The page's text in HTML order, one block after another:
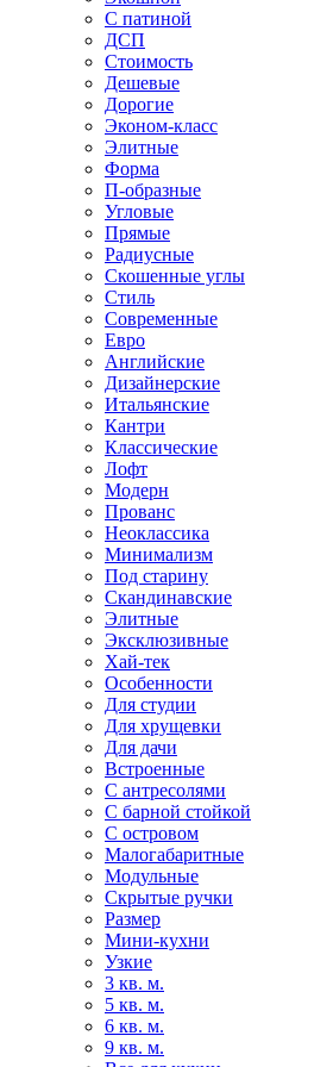
С патиной
ДСП
Стоимость
Дешевые
Дорогие
Эконом-класс
Элитные
Форма
П-образные
Угловые
Прямые
Радиусные
Скошенные углы
Стиль
Современные
Евро
Английские
Дизайнерские
Итальянские
Кантри
Классические
Лофт
Модерн
Прованс
Неоклассика
Минимализм
Под старину
Скандинавские
Элитные
Эксклюзивные
Хай-тек
Особенности
Для студии
Для хрущевки
Для дачи
Встроенные
С антресолями
С барной стойкой
С островом
Малогабаритные
Модульные
Скрытые ручки
Размер
Мини-кухни
Узкие
3 кв. м.
5 кв. м.
6 кв. м.
9 кв. м.